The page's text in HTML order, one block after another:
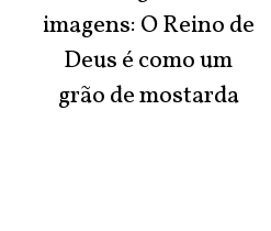
imagens: O Reino de
Deus é como um
grão de mostarda